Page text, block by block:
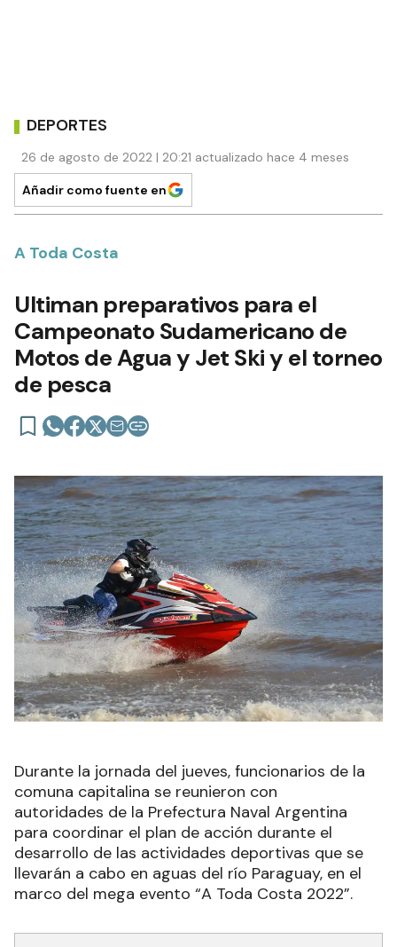
DEPORTES
26 de agosto de 2022 | 20:21 actualizado hace 4 meses
Añadir como fuente en
A Toda Costa
Ultiman preparativos para el
Campeonato Sudamericano de
Motos de Agua y Jet Ski y el torneo
de pesca
Durante la jornada del jueves, funcionarios de la
comuna capitalina se reunieron con
autoridades de la Prefectura Naval Argentina
para coordinar el plan de acción durante el
desarrollo de las actividades deportivas que se
llevarán a cabo en aguas del río Paraguay, en el
marco del mega evento “A Toda Costa 2022”.